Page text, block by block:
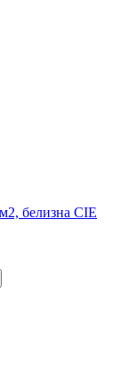
белизна CIE